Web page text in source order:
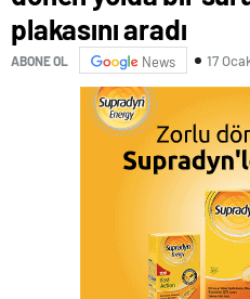
plakasını aradı
ABONE OL News 17